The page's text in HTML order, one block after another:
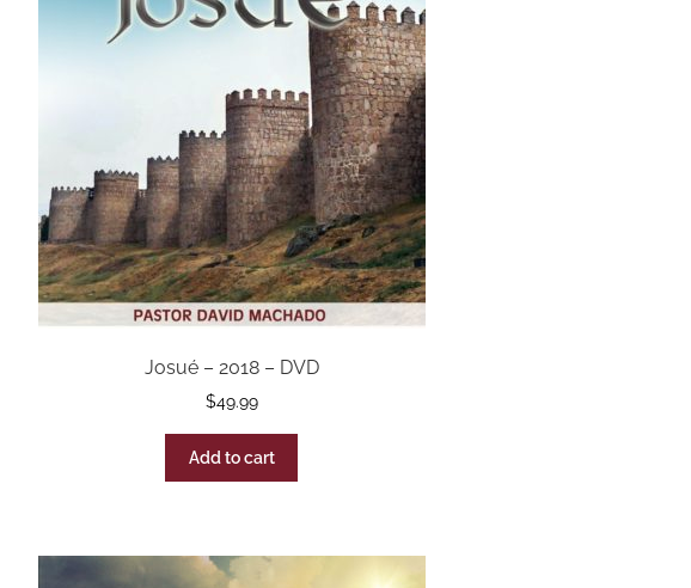
Josué – 2018 – DVD
$49.99
Add to cart